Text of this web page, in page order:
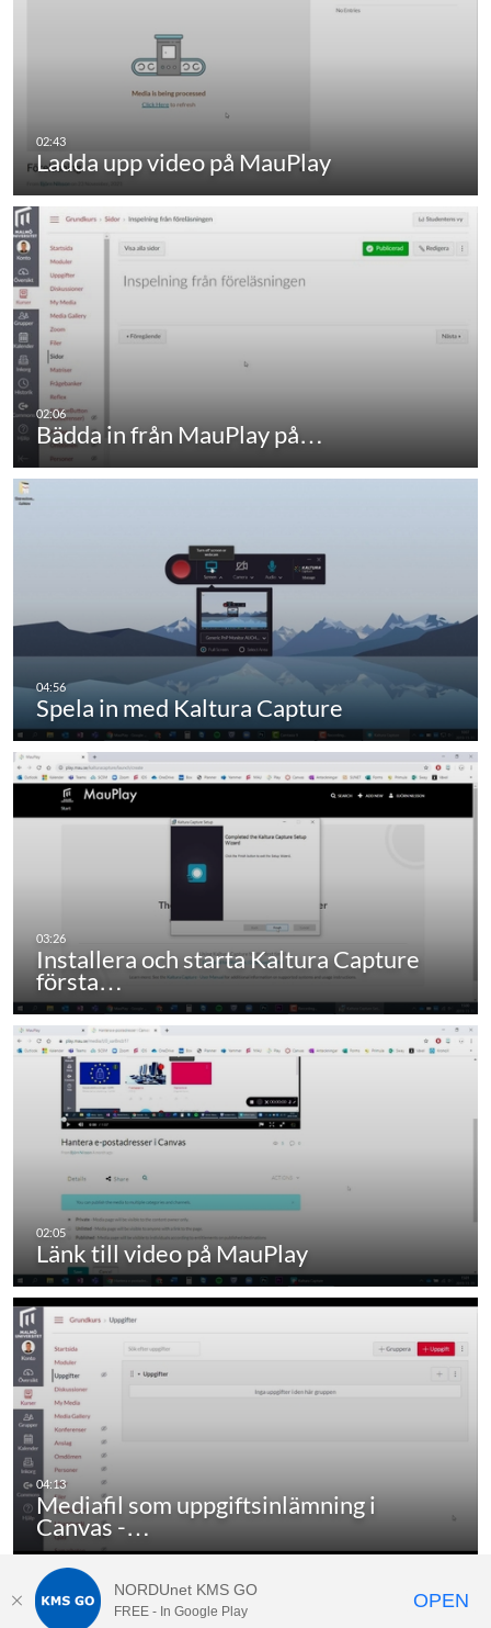
Ladda upp video på MauPlay
Bädda in från MauPlay på…
Spela in med Kaltura Capture
Installera och starta Kaltura Capture
första…
Länk till video på MauPlay
Mediafil som uppgiftsinlämning i
Canvas -…
MauPlay ©Malmö universitet
NORDUnet KMS GO
FREE - In Google Play OPEN